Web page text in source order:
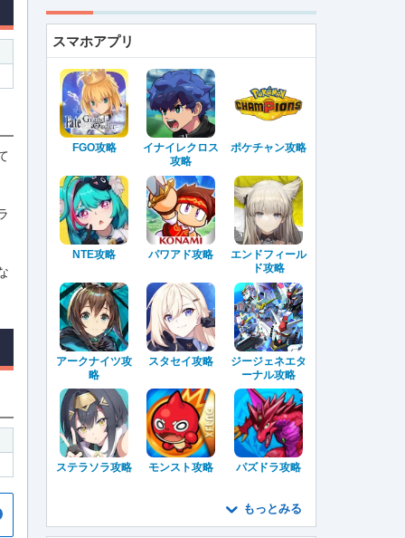
スマホアプリ
FGO攻略
イナイレクロス
攻略
ポケチャン攻略
NTE攻略 パワアド攻略
エンドフィール
ド攻略
アークナイツ攻
略
スタセイ攻略
ジージェネエタ
ーナル攻略
ステラソラ攻略 モンスト攻略 パズドラ攻略
もっとみる